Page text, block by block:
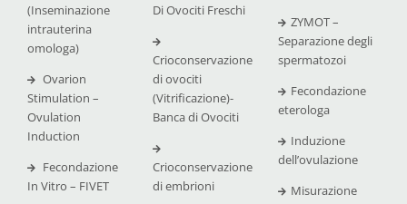
(Inseminazione
intrauterina
omologa)
Ovarion
Stimulation –
Ovulation
Induction
Fecondazione
In Vitro – FIVET
Di Ovociti Freschi
Crioconservazione
di ovociti
(Vitrificazione)-
Banca di Ovociti
Crioconservazione
di embrioni
ZYMOT –
Separazione degli
spermatozoi
Fecondazione
eterologa
Induzione
dell’ovulazione
Misurazione